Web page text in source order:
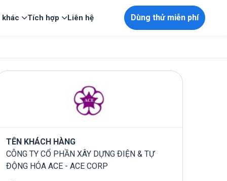
khác Tích hợp Liên hệ Dùng thử miễn phí
TÊN KHÁCH HÀNG
CÔNG TY CỔ PHẦN XÂY DỰNG ĐIỆN & TỰ
ĐỘNG HÓA ACE - ACE CORP